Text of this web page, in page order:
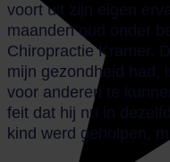
voort uit zijn eigen
maanden oud onder
Chiropractie Kramer.
mijn gezondheid had,
voor anderen te
feit dat hij nu in
kind werd geholpen,